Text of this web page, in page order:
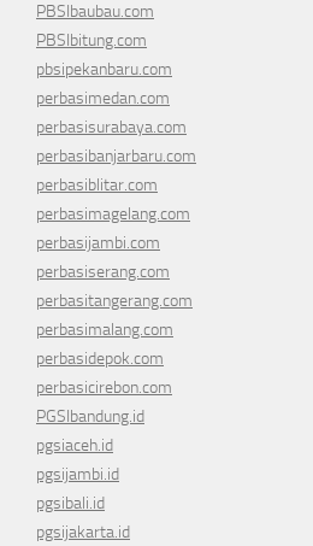
PBSIbaubau.com
PBSIbitung.com
pbsipekanbaru.com
perbasimedan.com
perbasisurabaya.com
perbasibanjarbaru.com
perbasiblitar.com
perbasimagelang.com
perbasijambi.com
perbasiserang.com
perbasitangerang.com
perbasimalang.com
perbasidepok.com
perbasicirebon.com
PGSIbandung.id
pgsiaceh.id
pgsijambi.id
pgsibali.id
pgsijakarta.id